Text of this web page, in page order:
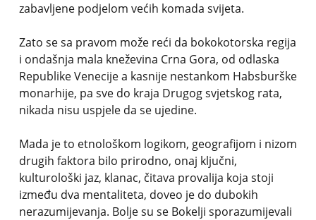
zabavljene podjelom većih komada svijeta.
Zato se sa pravom može reći da bokokotorska regija
i ondašnja mala kneževina Crna Gora, od odlaska
Republike Venecije a kasnije nestankom Habsburške
monarhije, pa sve do kraja Drugog svjetskog rata,
nikada nisu uspjele da se ujedine.
Mada je to etnološkom logikom, geografijom i nizom
drugih faktora bilo prirodno, onaj ključni,
kulturološki jaz, klanac, čitava provalija koja stoji
između dva mentaliteta, doveo je do dubokih
nerazumijevanja. Bolje su se Bokelji sporazumijevali